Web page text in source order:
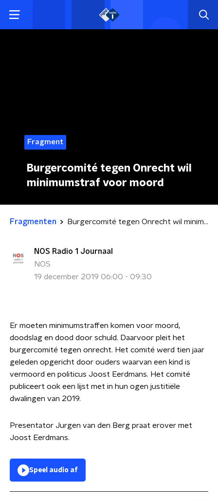
Fragment
Burgercomité tegen Onrecht wil
minimumstraf voor moord
Fragmenten Burgercomité tegen Onrecht wil minimumstraf voor moord
NOS Radio 1 Journaal
NOS
19 december 2019 06:00 - 09:30
Er moeten minimumstraffen komen voor moord,
doodslag en dood door schuld. Daarvoor pleit het
burgercomité tegen onrecht. Het comité werd tien jaar
geleden opgericht door ouders waarvan een kind is
vermoord en politicus Joost Eerdmans. Het comité
publiceert ook een lijst met in hun ogen justitiële
dwalingen van 2019.
Presentator Jurgen van den Berg praat erover met
Joost Eerdmans.
Speel audio af